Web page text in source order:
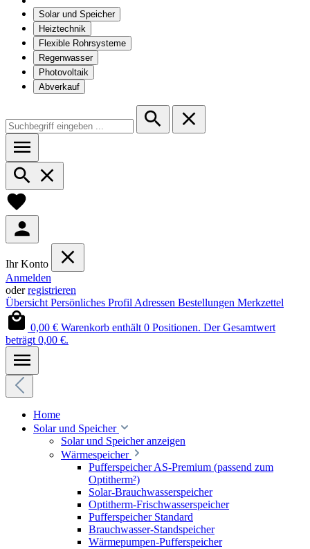
Solar und Speicher
Heiztechnik
Flexible Rohrsysteme
Regenwasser
Photovoltaik
Abverkauf
Ihr Konto
Anmelden
oderregistrieren
Übersicht Persönliches Profil Adressen Bestellungen Merkzettel
0,00 € Warenkorb enthält 0 Positionen. Der Gesamtwert
beträgt 0,00 €.
Home
Solar und Speicher
Solar und Speicher anzeigen
Wärmespeicher
Pufferspeicher AS-Premium (passend zum
Optitherm²)
Solar-Brauchwasserspeicher
Optitherm-Frischwasserspeicher
Pufferspeicher Standard
Brauchwasser-Standspeicher
Wärmepumpen-Pufferspeicher